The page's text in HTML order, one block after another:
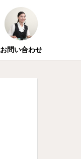
お問い合わせ